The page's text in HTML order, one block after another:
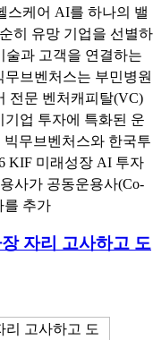
스케어 AI를 하나의 밸
히 유망 기업을 선별하
술과 고객을 연결하는
브벤처스는 부민병원
전문 벤처캐피탈(VC)
기업 투자에 특화된 운
무브벤처스와 한국투
KIF 미래성장 AI 투자
사가 공동운용사(Co-
를 추가
자리 고사하고 도